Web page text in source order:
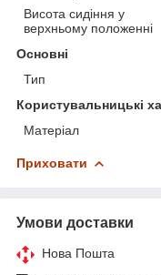
Висота сидіння у
верхньому положенні
Основні
Тип
Користувальницькі
Матеріал
Приховати
Умови доставки
Нова Пошта